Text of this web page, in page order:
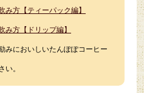
み方【ティーパック編】
み方【ドリップ編】
みにおいしいたんぽぽコーヒー
い。